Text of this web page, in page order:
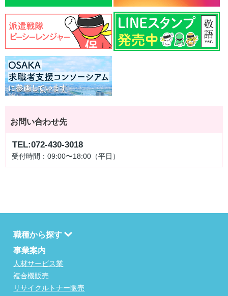
お問い合わせ先
TEL:072-430-3018
受付時間：09:00〜18:00（平日）
職種から探す
事業案内
人材サービス業
複合機販売
リサイクルトナー販売